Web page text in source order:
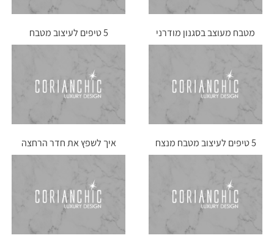
מטבח מעוצב בסגנון מודרני
5 טיפים לעיצוב מטבח
מודרני מנצח
5 טיפים לעיצוב מטבח מנצח
איך לשפץ את חדר הרחצה
בסטייל?